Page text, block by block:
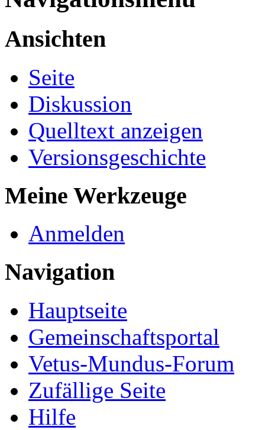
Ansichten
Seite
Diskussion
Quelltext anzeigen
Versionsgeschichte
Meine Werkzeuge
Anmelden
Navigation
Hauptseite
Gemeinschaftsportal
Vetus-Mundus-Forum
Zufällige Seite
Hilfe